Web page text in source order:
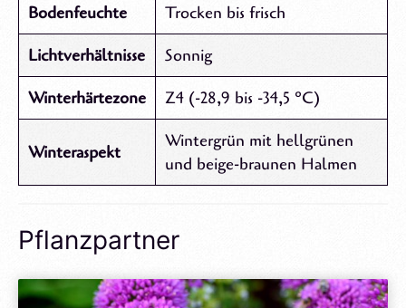
Bodenfeuchte
Trocken bis frisch
Lichtverhältnisse
Sonnig
Winterhärtezone
Z4 (-28,9 bis -34,5 °C)
Winteraspekt
Wintergrün mit hellgrünen
und beige-braunen Halmen
Pflanzpartner